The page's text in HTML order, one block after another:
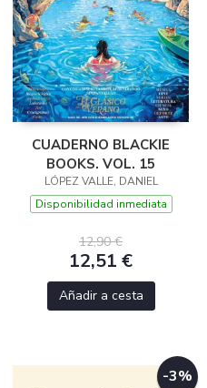
CUADERNO BLACKIE
BOOKS. VOL. 15
LÓPEZ VALLE, DANIEL
Disponibilidad inmediata
12,90 €
12,51 €
Añadir a cesta
-3%